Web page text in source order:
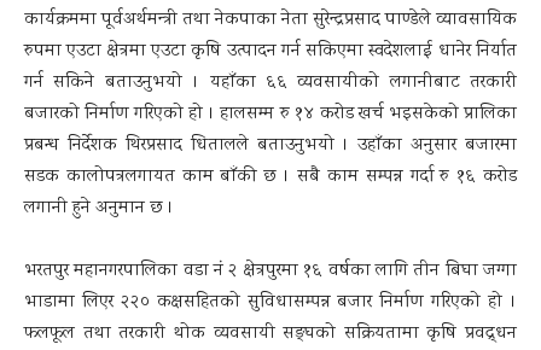
कार्यक्रममा पूर्वअर्थमन्त्री तथा नेकपाका नेता सुरेन्द्रप्रसाद पाण्डेले व्यावसायिक
रुपमा एउटा क्षेत्रमा एउटा कृषि उत्पादन गर्न सकिएमा स्वदेशलाई धानेर निर्यात
गर्न सकिने बताउनुभयो । यहाँका ६६ व्यवसायीको लगानीबाट तरकारी
बजारको निर्माण गरिएको हो । हालसम्म रु १४ करोड खर्च भइसकेको प्रालिका
प्रबन्ध निर्देशक थिरप्रसाद धितालले बताउनुभयो । उहाँका अनुसार बजारमा
सडक कालोपत्रलगायत काम बाँकी छ । सबै काम सम्पन्न गर्दा रु १६ करोड
लगानी हुने अनुमान छ ।
भरतपुर महानगरपालिका वडा नं २ क्षेत्रपुरमा १६ वर्षका लागि तीन बिघा जग्गा
भाडामा लिएर २२० कक्षसहितको सुविधासम्पन्न बजार निर्माण गरिएको हो ।
फलफूल तथा तरकारी थोक व्यवसायी सङ्घको सक्रियतामा कृषि प्रवद्र्धन